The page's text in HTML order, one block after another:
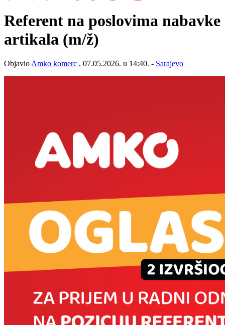
Referent na poslovima nabavke
artikala (m/ž)
Objavio Amko komerc , 07.05.2026. u 14:40. - Sarajevo